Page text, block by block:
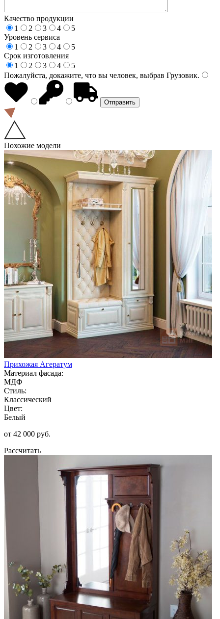
Качество продукции
1
2 3 4
5
Уровень сервиса
1
2 3 4
5
Срок изготовления
1
2 3 4
5
Пожалуйста, докажите, что вы человек, выбрав Грузовик.
Похожие модели
Прихожая Агератум
Материал фасада:
МДФ
Стиль:
Классический
Цвет:
Белый
от 42 000 руб.
Рассчитать